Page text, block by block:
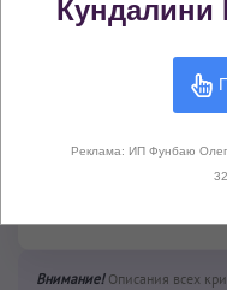
Горловой замок
Внимание!Описания всех
Кундалини
Реклама: ИП Фунбаю